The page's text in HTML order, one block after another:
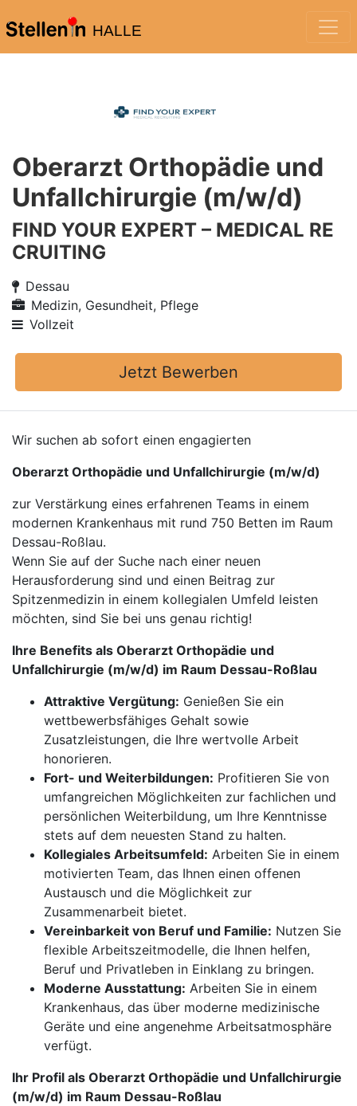
HALLE
Oberarzt Orthopädie und
Unfallchirurgie (m/w/d)
FIND YOUR EXPERT – MEDICAL RE
CRUITING
Dessau
Medizin, Gesundheit, Pflege
Vollzeit
Jetzt Bewerben
Wir suchen ab sofort einen engagierten
Oberarzt Orthopädie und Unfallchirurgie (m/w/d)
zur Verstärkung eines erfahrenen Teams in einem
modernen Krankenhaus mit rund 750 Betten im Raum
Dessau-Roßlau.
Wenn Sie auf der Suche nach einer neuen
Herausforderung sind und einen Beitrag zur
Spitzenmedizin in einem kollegialen Umfeld leisten
möchten, sind Sie bei uns genau richtig!
Ihre Benefits als Oberarzt Orthopädie und
Unfallchirurgie (m/w/d) im Raum Dessau-Roßlau
Attraktive Vergütung: Genießen Sie ein
wettbewerbsfähiges Gehalt sowie
Zusatzleistungen, die Ihre wertvolle Arbeit
honorieren.
Fort- und Weiterbildungen: Profitieren Sie von
umfangreichen Möglichkeiten zur fachlichen und
persönlichen Weiterbildung, um Ihre Kenntnisse
stets auf dem neuesten Stand zu halten.
Kollegiales Arbeitsumfeld: Arbeiten Sie in einem
motivierten Team, das Ihnen einen offenen
Austausch und die Möglichkeit zur
Zusammenarbeit bietet.
Vereinbarkeit von Beruf und Familie: Nutzen Sie
flexible Arbeitszeitmodelle, die Ihnen helfen,
Beruf und Privatleben in Einklang zu bringen.
Moderne Ausstattung: Arbeiten Sie in einem
Krankenhaus, das über moderne medizinische
Geräte und eine angenehme Arbeitsatmosphäre
verfügt.
Ihr Profil als Oberarzt Orthopädie und Unfallchirurgie
(m/w/d) im Raum Dessau-Roßlau